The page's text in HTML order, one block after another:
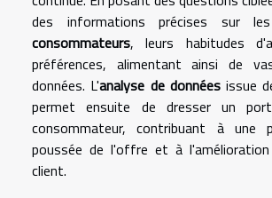
des informations précises sur
consommateurs, leurs habitudes
préférences, alimentant ainsi de
données. L'analyse de donnéesissue
permet ensuite de dresser un
consommateur, contribuant à une
poussée de l'offre et à l'amélioration
client.